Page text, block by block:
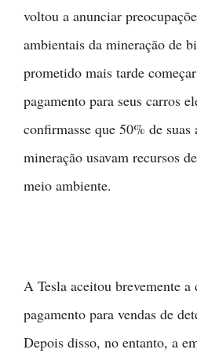
voltou a anunciar
ambientais da mineração de
prometido mais tarde
pagamento para seus carros
confirmasse que 50% de suas
mineração usavam recursos
meio ambiente.
A Tesla aceitou brevemente
pagamento para vendas de
Depois disso, no entanto, a